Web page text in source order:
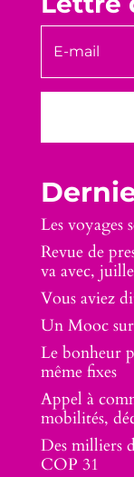
Les voyages
Revue de
va avec,
Vous aviez
Un Mooc
Le bonheur
même fixes
Appel à
mobilités,
Des milliers
COP 31